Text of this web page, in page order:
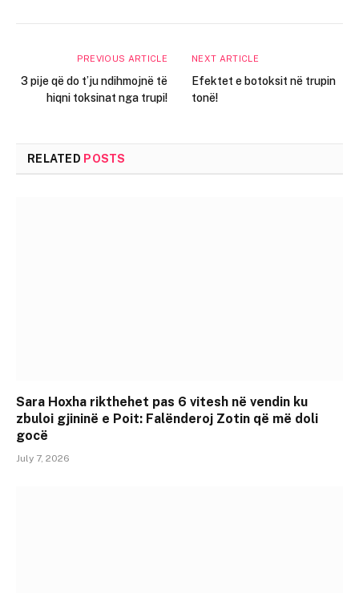
PREVIOUS ARTICLE
3 pije që do t’ju ndihmojnë të
hiqni toksinat nga trupi!
NEXT ARTICLE
Efektet e botoksit në trupin
tonë!
RELATED POSTS
Sara Hoxha rikthehet pas 6 vitesh në vendin ku
zbuloi gjininë e Poit: Falënderoj Zotin që më doli
gocë
July 7, 2026